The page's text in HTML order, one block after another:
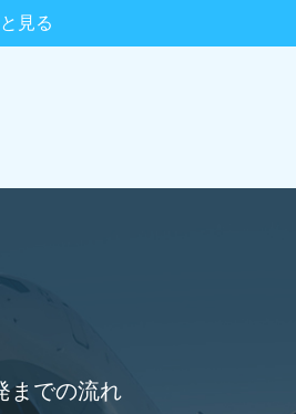
見る
までの流れ